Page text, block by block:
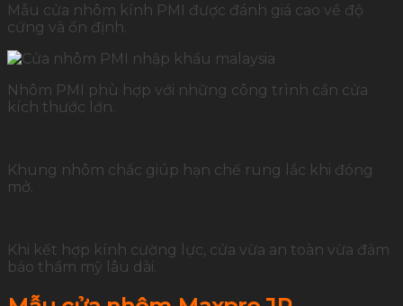
Mẫu cửa nhôm kính PMI được đánh giá cao về độ
cứng và ổn định.
Nhôm PMI phù hợp với những công trình cần cửa
kích thước lớn.
Khung nhôm chắc giúp hạn chế rung lắc khi đóng
mở.
Khi kết hợp kính cường lực, cửa vừa an toàn vừa đảm
bảo thẩm mỹ lâu dài.